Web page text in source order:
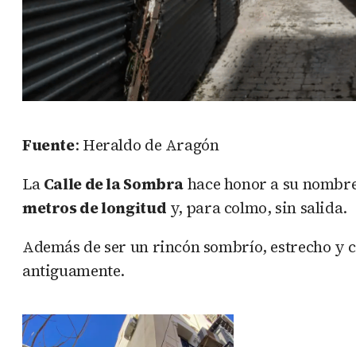
Fuente: Heraldo de Aragón
LaCalle de la Sombrahace honor a su
metros de longitud y, para colmo, sin salida.
Además de ser un rincón sombrío, estrecho y
antiguamente.